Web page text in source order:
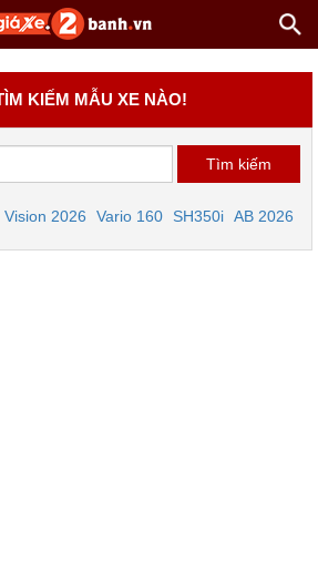
KIẾM MẪU XE NÀO!
Vision 2026 Vario 160 SH350i AB 2026